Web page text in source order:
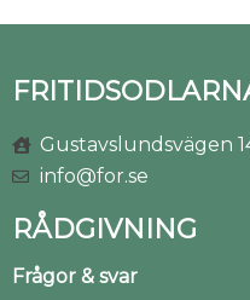
Gustavslundsvägen
info@for.se
RÅDGIVNING
Frågor & svar